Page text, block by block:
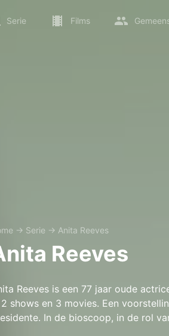
Serie Films
→ Serie → Anita Reeves
Reeves
Reeves is een 77 jaar oude
shows en 3 movies. Een
In de bioscoop, in de rol